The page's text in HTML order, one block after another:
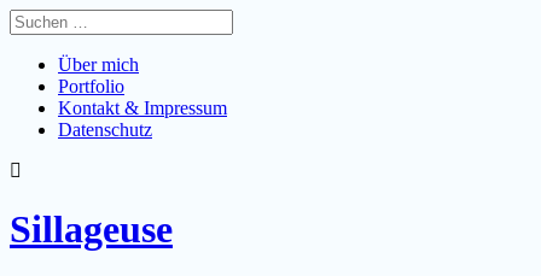
Über mich
Portfolio
Kontakt & Impressum
Datenschutz
Sillageuse